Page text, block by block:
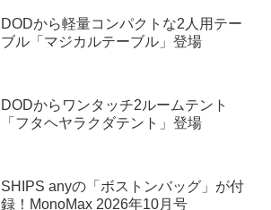
DODから軽量コンパクトな2人用テー
ブル「マジカルテーブル」登場
DODからワンタッチ2ルームテント
「フタヘヤラクダテント」登場
SHIPS anyの「ボストンバッグ」が付
録！MonoMax 2026年10月号